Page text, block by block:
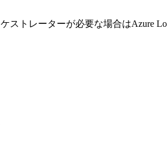
ストレーターが必要な場合はAzure